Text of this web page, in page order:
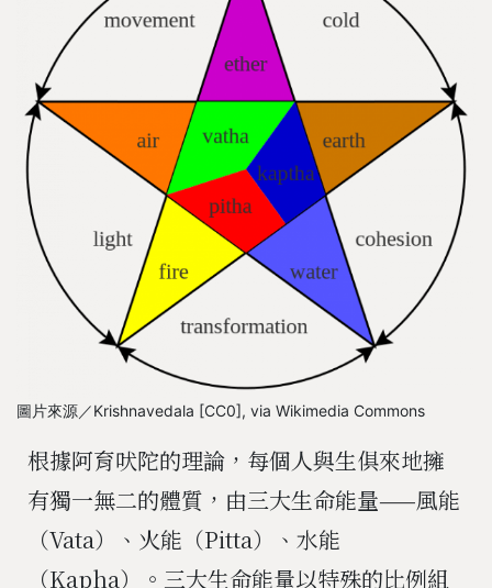
圖片來源／Krishnavedala [CC0], via Wikimedia Commons
根據阿育吠陀的理論，每個人與生俱來地擁
有獨一無二的體質，由三大生命能量——風能
（Vata）、火能（Pitta）、水能
（Kapha）。三大生命能量以特殊的比例組